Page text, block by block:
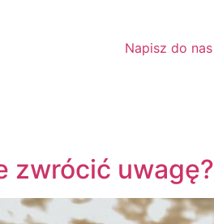
Napisz do nas
zwrócić uwagę?